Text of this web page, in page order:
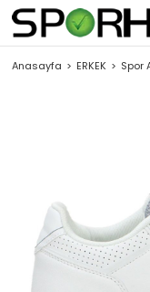
Anasayfa ERKEK Spor